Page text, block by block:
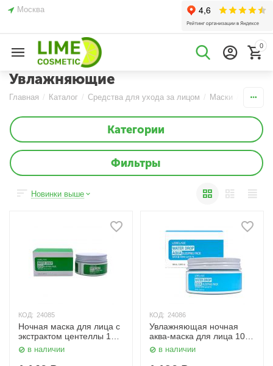
Москва
0
Увлажняющие
Главная / Каталог / Средства для ухода за лицом / Маски
Категории
Фильтры
Новинки выше
КОД: 24085
Ночная маска для лица с
экстрактом центеллы 100
мл Lebelage
в наличии
КОД: 24086
Увлажняющая ночная
аква-маска для лица 100
мл Lebelage
в наличии